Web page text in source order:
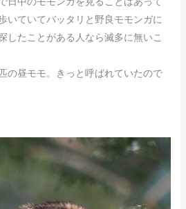
いていてバッタリと野良モモンガに
したことがある人なら滅多に無いこ
の昼モモ。きっと呼ばれていたので